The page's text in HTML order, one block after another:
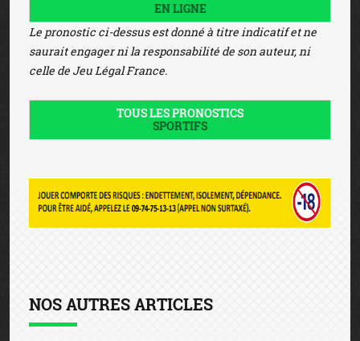
EN LIGNE
Le pronostic ci-dessus est donné à titre indicatif et ne
saurait engager ni la responsabilité de son auteur, ni
celle de Jeu Légal France.
TOUS LES PRONOSTICS
SPORTIFS
NOS AUTRES ARTICLES